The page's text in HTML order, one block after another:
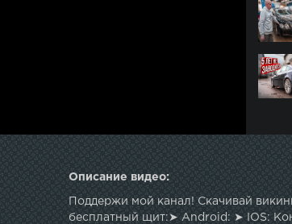
Описание видео:
Поддержи мой канал! Скачивай
бесплатный щит:➤ Android: ➤ IOS: